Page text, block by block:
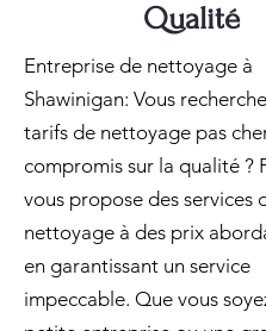
Qualité
Entreprise de nettoyage à
Shawinigan: Vous
tarifs de nettoyage pas
compromis sur la qualité ?
vous propose des services
nettoyage à des prix
en garantissant un service
impeccable. Que vous